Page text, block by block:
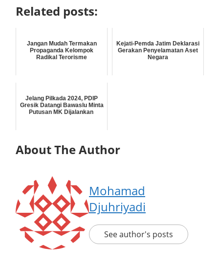
Related posts:
Jangan Mudah Termakan
Propaganda Kelompok
Radikal Terorisme
Kejati-Pemda Jatim Deklarasi
Gerakan Penyelamatan Aset
Negara
Jelang Pilkada 2024, PDIP
Gresik Datangi Bawaslu Minta
Putusan MK Dijalankan
About The Author
Mohamad
Djuhriyadi
See author's posts